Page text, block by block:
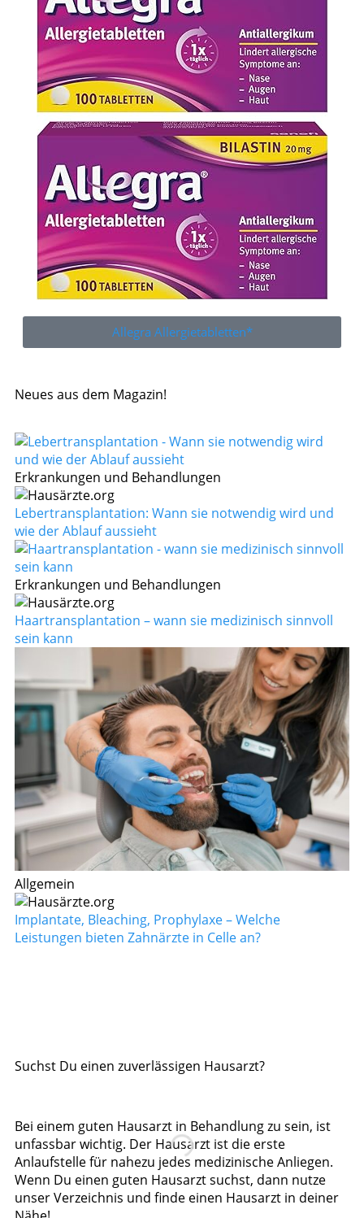
Allegra Allergietabletten*
Neues aus dem Magazin!
Erkrankungen und Behandlungen
Lebertransplantation: Wann sie notwendig wird und
wie der Ablauf aussieht
Erkrankungen und Behandlungen
Haartransplantation – wann sie medizinisch sinnvoll
sein kann
Allgemein
Implantate, Bleaching, Prophylaxe – Welche
Leistungen bieten Zahnärzte in Celle an?
Suchst Du einen zuverlässigen Hausarzt?
Bei einem guten Hausarzt in Behandlung zu sein, ist
unfassbar wichtig. Der Hausarzt ist die erste
Anlaufstelle für nahezu jedes medizinische Anliegen.
Wenn Du einen guten Hausarzt suchst, dann nutze
unser Verzeichnis und finde einen Hausarzt in deiner